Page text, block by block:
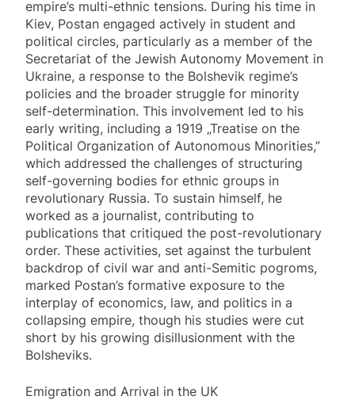
empire’s multi-ethnic tensions. During his time in
Kiev, Postan engaged actively in student and
political circles, particularly as a member of the
Secretariat of the Jewish Autonomy Movement in
Ukraine, a response to the Bolshevik regime’s
policies and the broader struggle for minority
self-determination. This involvement led to his
early writing, including a 1919 „Treatise on the
Political Organization of Autonomous Minorities,”
which addressed the challenges of structuring
self-governing bodies for ethnic groups in
revolutionary Russia. To sustain himself, he
worked as a journalist, contributing to
publications that critiqued the post-revolutionary
order. These activities, set against the turbulent
backdrop of civil war and anti-Semitic pogroms,
marked Postan’s formative exposure to the
interplay of economics, law, and politics in a
collapsing empire, though his studies were cut
short by his growing disillusionment with the
Bolsheviks.
Emigration and Arrival in the UK